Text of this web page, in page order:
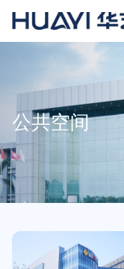
关于华艺
华艺产品
新闻资讯
招商加盟
公共空间